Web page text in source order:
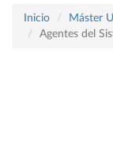
Inicio
Máster
Agentes del